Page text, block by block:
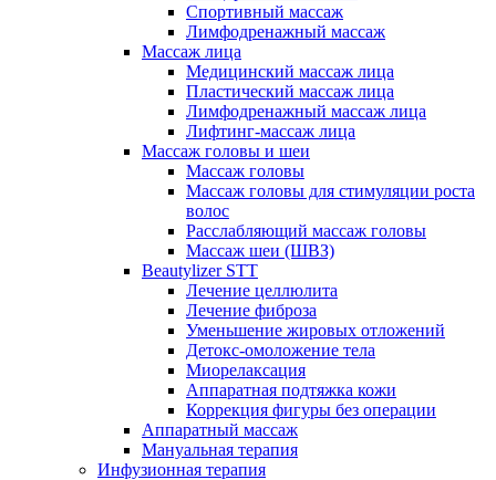
Спортивный массаж
Лимфодренажный массаж
Массаж лица
Медицинский массаж лица
Пластический массаж лица
Лимфодренажный массаж лица
Лифтинг-массаж лица
Массаж головы и шеи
Массаж головы
Массаж головы для стимуляции роста
волос
Расслабляющий массаж головы
Массаж шеи (ШВЗ)
Beautylizer STT
Лечение целлюлита
Лечение фиброза
Уменьшение жировых отложений
Детокс-омоложение тела
Миорелаксация
Аппаратная подтяжка кожи
Коррекция фигуры без операции
Аппаратный массаж
Мануальная терапия
Инфузионная терапия